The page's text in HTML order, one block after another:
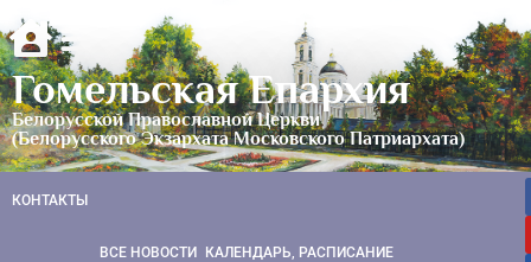
Гомельская Епархия
Белорусской Православной Церкви
(Белорусского Экзархата Московского Патриархата)
КОНТАКТЫ
ВСЕ НОВОСТИ КАЛЕНДАРЬ, РАСПИСАНИЕ